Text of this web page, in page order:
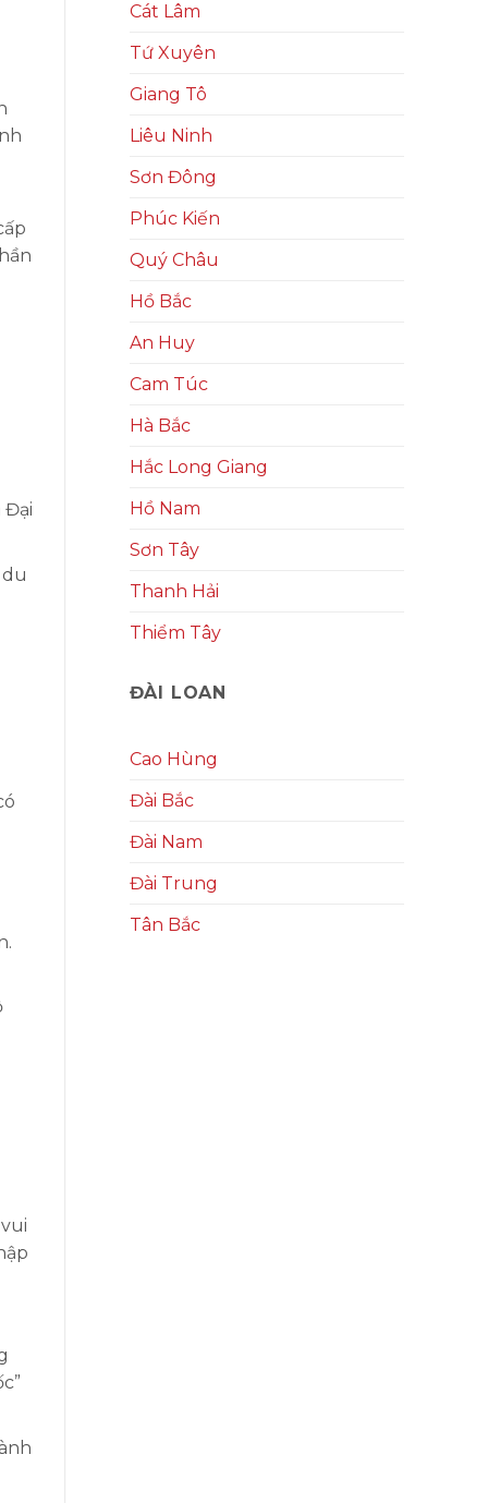
Đại
Cát Lâm
Tứ Xuyên
Giang Tô
Liêu Ninh
Sơn Đông
Phúc Kiến
Quý Châu
Hồ Bắc
An Huy
Cam Túc
Hà Bắc
Hắc Long Giang
Hồ Nam
Sơn Tây
Thanh Hải
Thiểm Tây
ĐÀI LOAN
Cao Hùng
Đài Bắc
Đài Nam
Đài Trung
Tân Bắc